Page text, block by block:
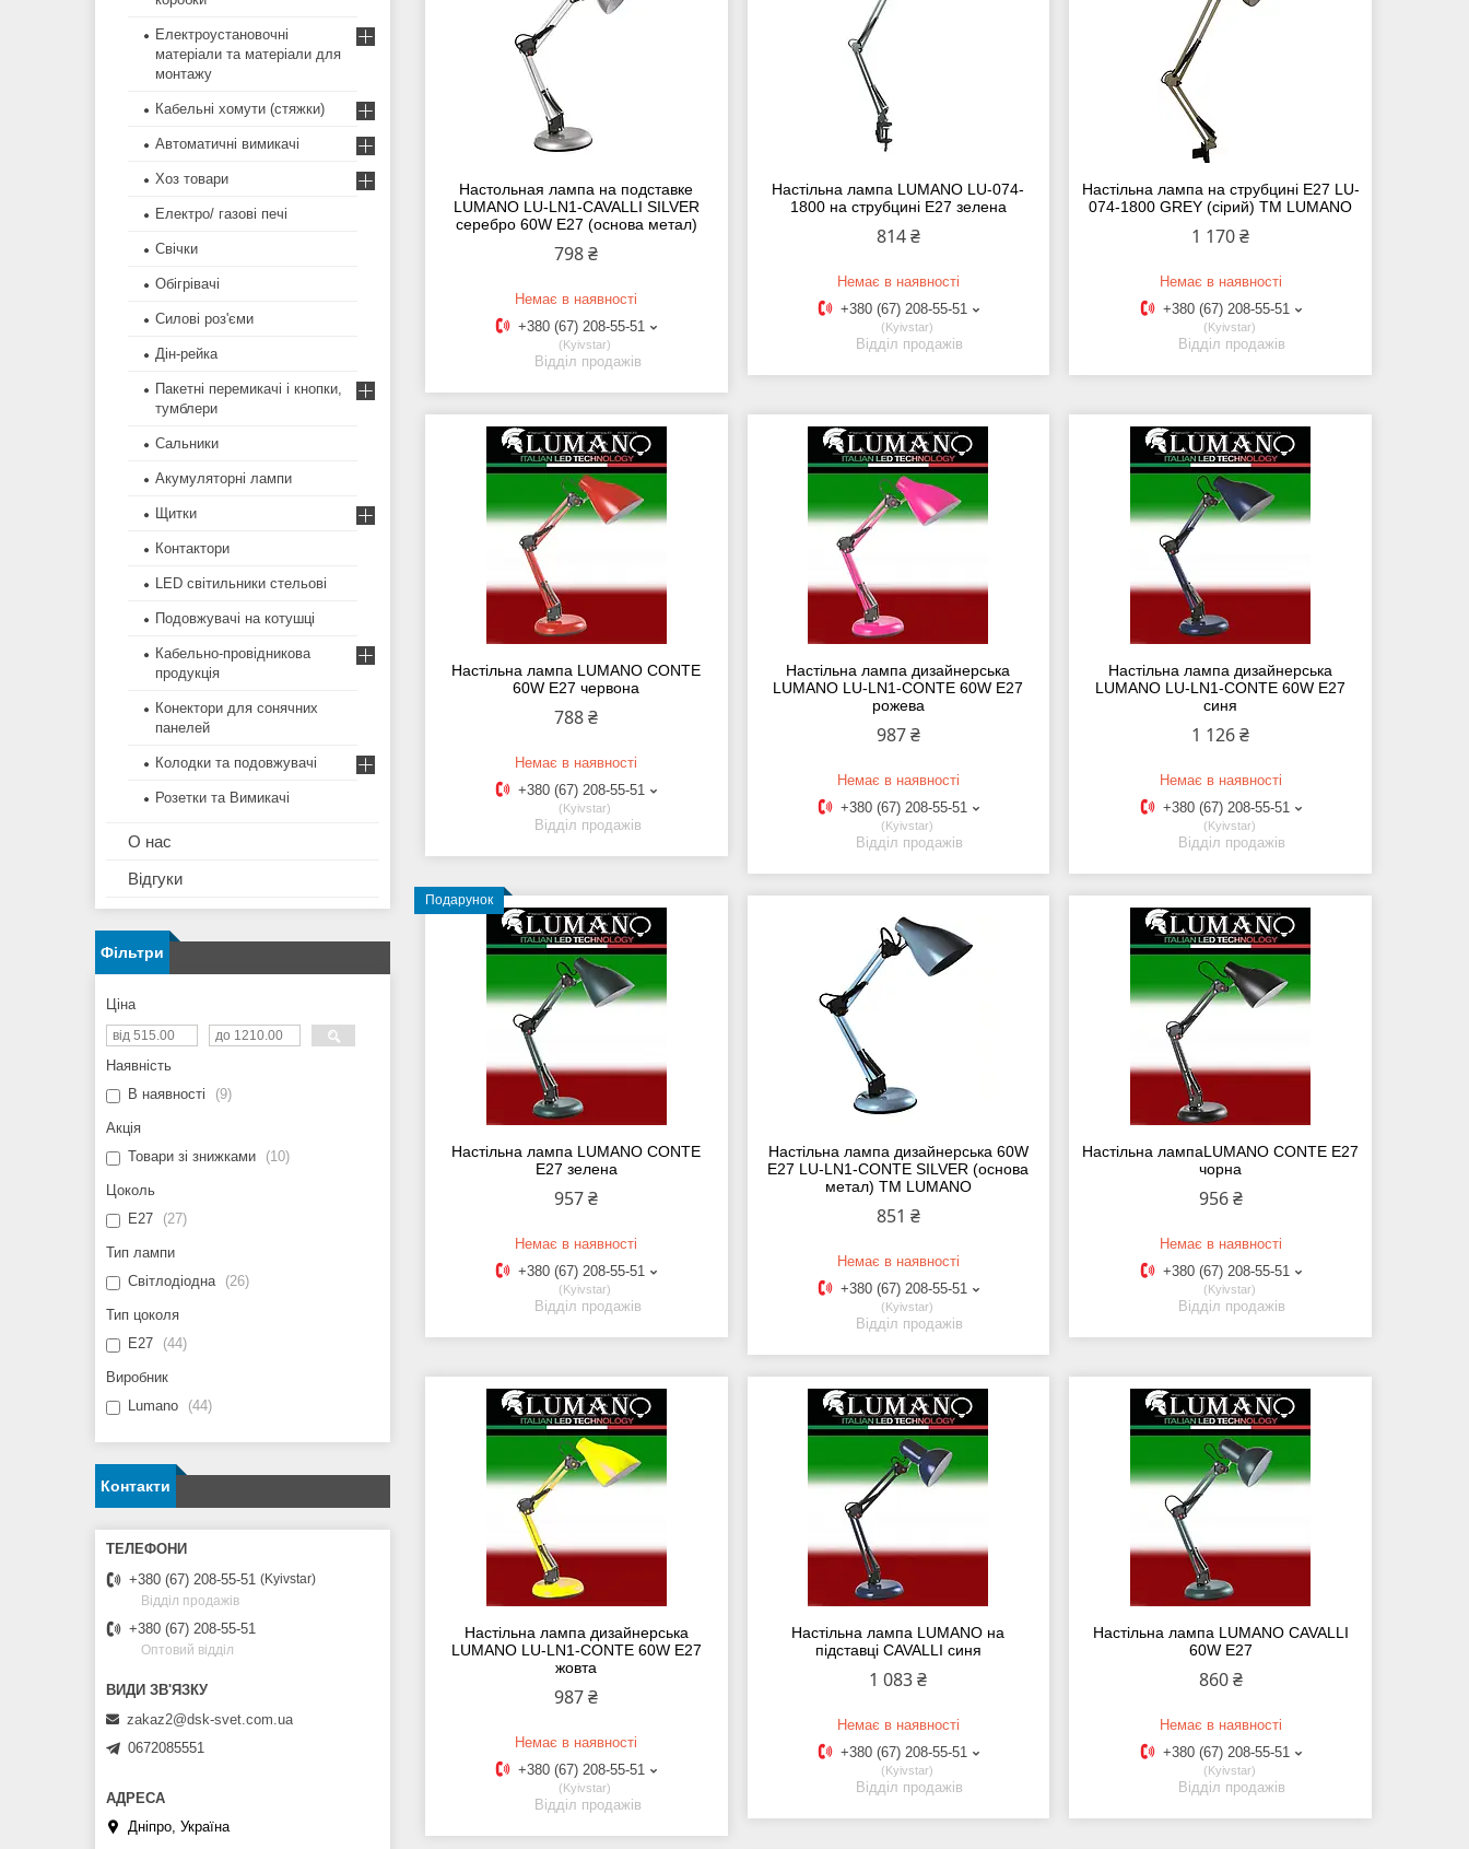
Настольная лампа на подставке
LUMANO LU-LN1-CAVALLI SILVER
серебро 60W E27 (основа метал)
798 ₴
Немає в наявності
+380 (67) 208-55-51
Kyivstar
Відділ продажів
Настільна лампа LUMANO LU-074-
1800 на струбцині E27 зелена
814 ₴
Немає в наявності
+380 (67) 208-55-51
Kyivstar
Відділ продажів
Настільна лампа на струбцині E27 LU-
074-1800 GREY (сірий) TM LUMANO
1 170 ₴
Немає в наявності
+380 (67) 208-55-51
Kyivstar
Відділ продажів
Настільна лампа LUMANO CONTE
60W E27 червона
788 ₴
Немає в наявності
+380 (67) 208-55-51
Kyivstar
Відділ продажів
Настільна лампа дизайнерська
LUMANO LU-LN1-CONTE 60W E27
рожева
987 ₴
Немає в наявності
+380 (67) 208-55-51
Kyivstar
Відділ продажів
Настільна лампа дизайнерська
LUMANO LU-LN1-CONTE 60W E27
синя
1 126 ₴
Немає в наявності
+380 (67) 208-55-51
Kyivstar
Відділ продажів
Подарунок
Настільна лампа LUMANO CONTE
E27 зелена
957 ₴
Немає в наявності
+380 (67) 208-55-51
Kyivstar
Відділ продажів
Настільна лампа дизайнерська 60W
E27 LU-LN1-CONTE SILVER (основа
метал) TM LUMANO
851 ₴
Немає в наявності
+380 (67) 208-55-51
Kyivstar
Відділ продажів
Настільна лампаLUMANO CONTE E27
чорна
956 ₴
Немає в наявності
+380 (67) 208-55-51
Kyivstar
Відділ продажів
Настільна лампа дизайнерська
LUMANO LU-LN1-CONTE 60W E27
жовта
987 ₴
Немає в наявності
+380 (67) 208-55-51
Kyivstar
Відділ продажів
Настільна лампа LUMANO на
підставці CAVALLI синя
1 083 ₴
Немає в наявності
+380 (67) 208-55-51
Kyivstar
Відділ продажів
Настільна лампа LUMANO CAVALLI
60W E27
860 ₴
Немає в наявності
+380 (67) 208-55-51
Kyivstar
Відділ продажів
Електроустановочні
матеріали та матеріали для
монтажу
Кабельні хомути (стяжки)
Автоматичні вимикачі
Хоз товари
Електро/ газові печі
Свічки
Обігрівачі
Силові роз'єми
Дін-рейка
Пакетні перемикачі і кнопки,
тумблери
Сальники
Акумуляторні лампи
Щитки
Контактори
LED світильники стельові
Подовжувачі на котушці
Кабельно-провідникова
продукція
Конектори для сонячних
панелей
Колодки та подовжувачі
Розетки та Вимикачі
О нас
Відгуки
Фільтри
Ціна
Наявність
В наявності
9
Акція
Товари зі знижками
10
Цоколь
E27
27
Тип лампи
Світлодіодна
26
Тип цоколя
E27
44
Виробник
Lumano
44
Контакти
+380 (67) 208-55-51
Kyivstar
Відділ продажів
+380 (67) 208-55-51
Оптовий відділ
zakaz2@dsk-svet.com.ua
0672085551
Дніпро, Україна